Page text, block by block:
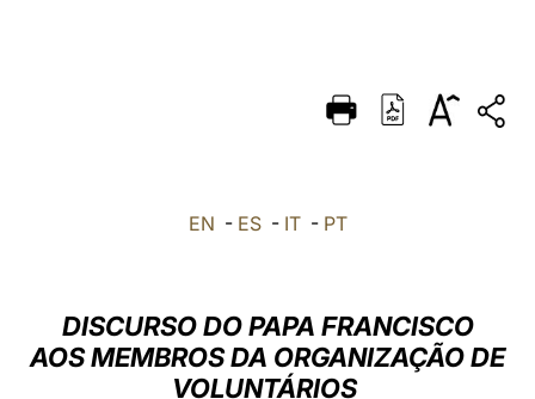
DEUTSCH
LATINE
EN - ES- IT- PT
DISCURSO DO PAPA FRANCISCO
AOS MEMBROS DA ORGANIZAÇÃO DE
VOLUNTÁRIOS